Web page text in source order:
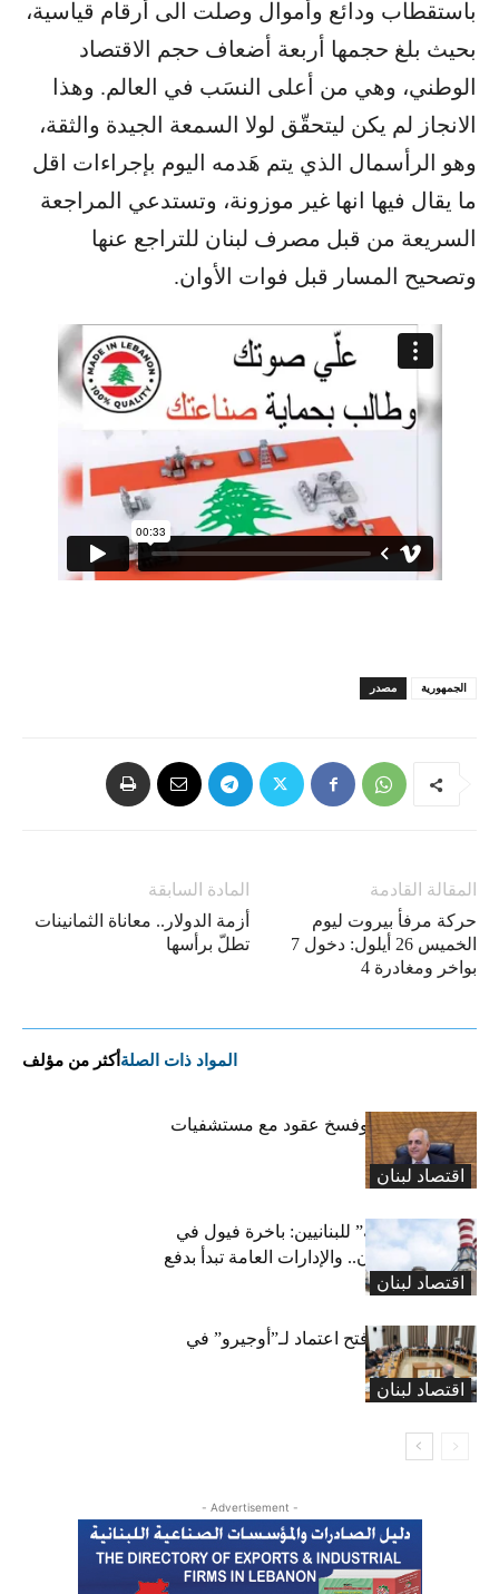
باستقطاب ودائع وأموال وصلت الى أرقام قياسية،
بحيث بلغ حجمها أربعة أضعاف حجم الاقتصاد
الوطني، وهي من أعلى النسَب في العالم. وهذا
الانجاز لم يكن ليتحقّق لولا السمعة الجيدة والثقة،
وهو الرأسمال الذي يتم هَدمه اليوم بإجراءات اقل
ما يقال فيها انها غير موزونة، وتستدعي المراجعة
السريعة من قبل مصرف لبنان للتراجع عنها
وتصحيح المسار قبل فوات الأوان.
مصدر الجمهورية
المادة السابقة
أزمة الدولار.. معاناة الثمانينات
تطلّ برأسها
المقالة القادمة
حركة مرفأ بيروت ليوم
الخميس 26 أيلول: دخول 7
بواخر ومغادرة 4
المواد ذات الصلة أكثر من مؤلف
اقتصاد لبنان
كركي: إنذارات وفسخ عقود مع مستشفيات
مخالفة
اقتصاد لبنان
بشرى “كهربائية” للبنانيين: باخرة فيول في
طريقها إلى لبنان.. والإدارات العامة تبدأ بدفع
متوجباتها
اقتصاد لبنان
لجنة المال تقرّ فتح اعتماد لـ”أوجيرو” في
موازنة 2026
- Advertisement -